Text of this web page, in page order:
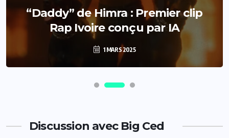
“Daddy” de Himra : Premier clip
Rap Ivoire conçu par IA
1 MARS 2025
Discussion avec Big Ced